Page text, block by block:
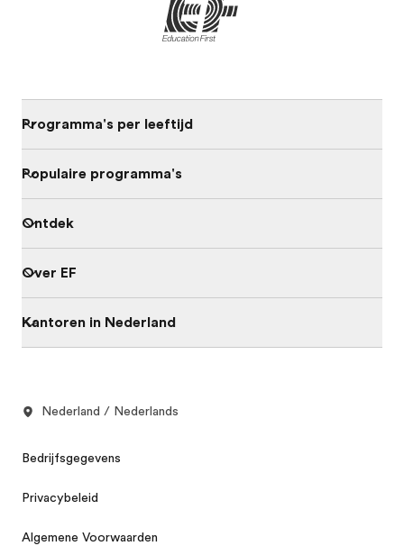
Programma's per leeftijd
Populaire programma's
Ontdek
Over EF
Kantoren in Nederland
Nederland / Nederlands
Bedrijfsgegevens
Privacybeleid
Algemene Voorwaarden